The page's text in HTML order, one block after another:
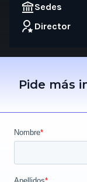
Sedes
Director
Pide más